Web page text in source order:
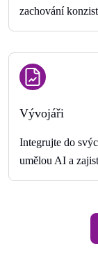
zachování
Vývojáři
Integrujte do
umělou AI a